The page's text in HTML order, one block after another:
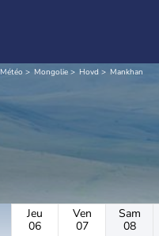
Météo Mongolie Hovd Mankhan
Jeu
06
Ven
07
Sam
08